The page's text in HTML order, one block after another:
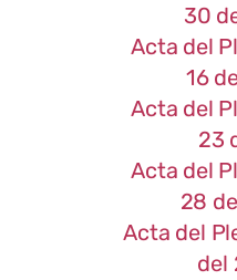
30
Acta del
16
Acta del
23
Acta del
28
Acta del
del